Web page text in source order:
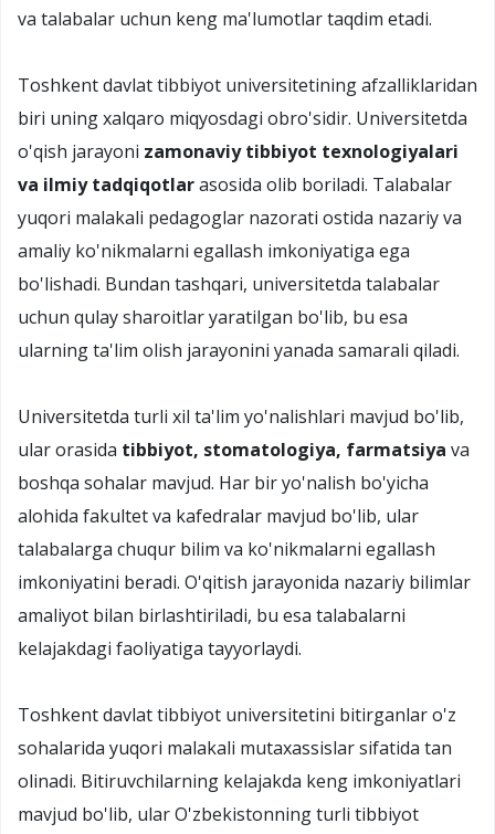
va talabalar uchun keng ma'lumotlar taqdim etadi.
Toshkent davlat tibbiyot universitetining afzalliklaridan
biri uning xalqaro miqyosdagi obro'sidir. Universitetda
o'qish jarayoni zamonaviy tibbiyot texnologiyalari
va ilmiy tadqiqotlarasosida olib boriladi. Talabalar
yuqori malakali pedagoglar nazorati ostida nazariy va
amaliy ko'nikmalarni egallash imkoniyatiga ega
bo'lishadi. Bundan tashqari, universitetda talabalar
uchun qulay sharoitlar yaratilgan bo'lib, bu esa
ularning ta'lim olish jarayonini yanada samarali qiladi.
Universitetda turli xil ta'lim yo'nalishlari mavjud bo'lib,
ular orasida tibbiyot, stomatologiya, farmatsiya va
boshqa sohalar mavjud. Har bir yo'nalish bo'yicha
alohida fakultet va kafedralar mavjud bo'lib, ular
talabalarga chuqur bilim va ko'nikmalarni egallash
imkoniyatini beradi. O'qitish jarayonida nazariy bilimlar
amaliyot bilan birlashtiriladi, bu esa talabalarni
kelajakdagi faoliyatiga tayyorlaydi.
Toshkent davlat tibbiyot universitetini bitirganlar o'z
sohalarida yuqori malakali mutaxassislar sifatida tan
olinadi. Bitiruvchilarning kelajakda keng imkoniyatlari
mavjud bo'lib, ular O'zbekistonning turli tibbiyot